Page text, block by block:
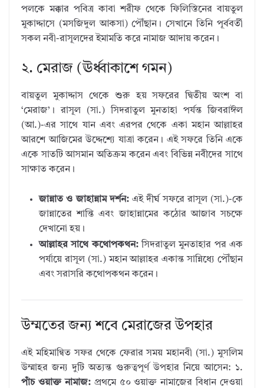
পলকে মক্কার পবিত্র কাবা শরীফ থেকে ফিলিস্তিনের বায়তুল
মুকাদ্দাসে (মসজিদুল আকসা) পৌঁছান। সেখানে তিনি পূর্ববর্তী
সকল নবী-রাসূলদের ইমামতি করে নামাজ আদায় করেন।
২. মেরাজ (ঊর্ধ্বাকাশে গমন)
বায়তুল মুকাদ্দাস থেকে শুরু হয় সফরের দ্বিতীয় অংশ বা
‘মেরাজ’। রাসূল (সা.) সিদরাতুল মুনতাহা পর্যন্ত জিবরাঈল
(আ.)-এর সাথে যান এবং এরপর থেকে একা মহান আল্লাহর
আরশে আজিমের উদ্দেশ্যে যাত্রা করেন। এই সফরে তিনি একে
একে সাতটি আসমান অতিক্রম করেন এবং বিভিন্ন নবীদের সাথে
সাক্ষাত করেন।
জান্নাত ও জাহান্নাম দর্শন:এই দীর্ঘ সফরে রাসূল (সা.)-কে
জান্নাতের শান্তি এবং জাহান্নামের কঠোর আজাব সচক্ষে
দেখানো হয়।
আল্লাহর সাথে কথোপকথন:সিদরাতুল মুনতাহার পর এক
পর্যায়ে রাসূল (সা.) মহান আল্লাহর একান্ত সান্নিধ্যে পৌঁছান
এবং সরাসরি কথোপকথন করেন।
উম্মতের জন্য শবে মেরাজের উপহার
এই মহিমান্বিত সফর থেকে ফেরার সময় মহানবী (সা.) মুসলিম
উম্মাহর জন্য দুটি অত্যন্ত গুরুত্বপূর্ণ উপহার নিয়ে আসেন: ১.
পাঁচ ওয়াক্ত নামাজ:প্রথমে ৫০ ওয়াক্ত নামাজের বিধান দেওয়া